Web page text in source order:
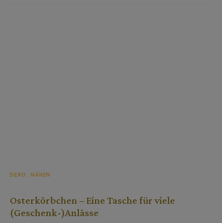
DEKO NÄHEN
Osterkörbchen – Eine Tasche für viele
(Geschenk-)Anlässe